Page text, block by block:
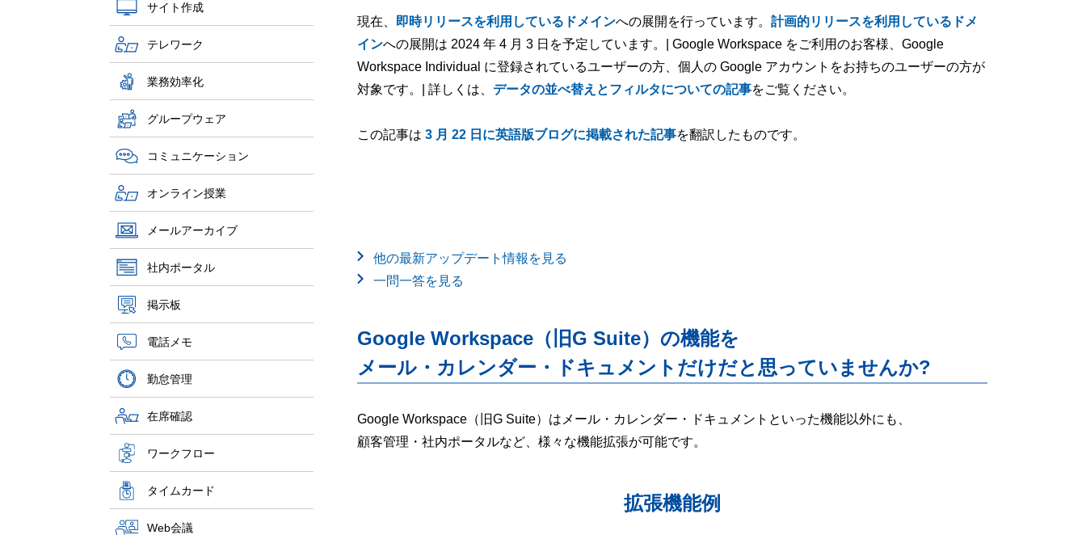
サイト作成
テレワーク
業務効率化
グループウェア
コミュニケーション
オンライン授業
メールアーカイブ
社内ポータル
掲示板
電話メモ
勤怠管理
在席確認
ワークフロー
タイムカード
Web会議
現在、 即時リリースを利用しているドメインへの展開を行っています。 計画的リリースを利用しているドメ
インへの展開は 2024 年 4 月 3 日を予定しています。| Google Workspace をご利用のお客様、Google
Workspace Individual に登録されているユーザーの方、個人の Google アカウントをお持ちのユーザーの方が
対象です。| 詳しくは、 データの並べ替えとフィルタについての記事をご覧ください。
この記事は 3 月 22 日に英語版ブログに掲載された記事を翻訳したものです。
他の最新アップデート情報を見る
一問一答を見る
Google Workspace（旧G Suite）の機能を
メール・カレンダー・ドキュメントだけだと思っていませんか?
Google Workspace（旧G Suite）はメール・カレンダー・ドキュメントといった機能以外にも、
顧客管理・社内ポータルなど、様々な機能拡張が可能です。
拡張機能例